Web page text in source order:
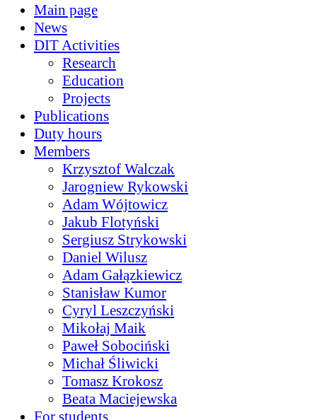
Main page
News
DIT Activities
Research
Education
Projects
Publications
Duty hours
Members
Krzysztof Walczak
Jarogniew Rykowski
Adam Wójtowicz
Jakub Flotyński
Sergiusz Strykowski
Daniel Wilusz
Adam Gałązkiewicz
Stanisław Kumor
Cyryl Leszczyński
Mikołaj Maik
Paweł Sobociński
Michał Śliwicki
Tomasz Krokosz
Beata Maciejewska
For students